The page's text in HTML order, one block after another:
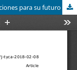
El trasvase Tajo-Segura (1979-2017). Actuaciones para su futuro en España